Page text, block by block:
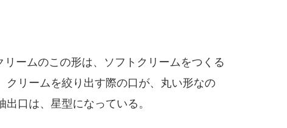
ームのこの形は、ソフトクリームをつくる
クリームを絞り出す際の口が、丸い形なの
口は、星型になっている。